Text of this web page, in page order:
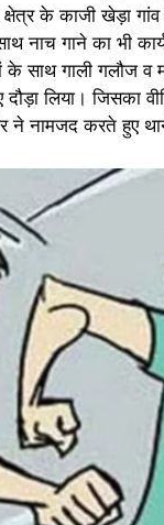
के काजी खेड़ा
नाच गाने का भी
साथ गाली गलौज व
लिया। जिसका
ने नामजद करते हुए